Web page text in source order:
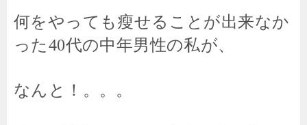
何をやっても瘦せることが出来なか
った40代の中年男性の私が、
なんと！。。。